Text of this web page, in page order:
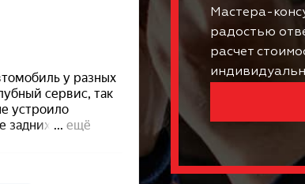
Мастера-
радостью
расчет